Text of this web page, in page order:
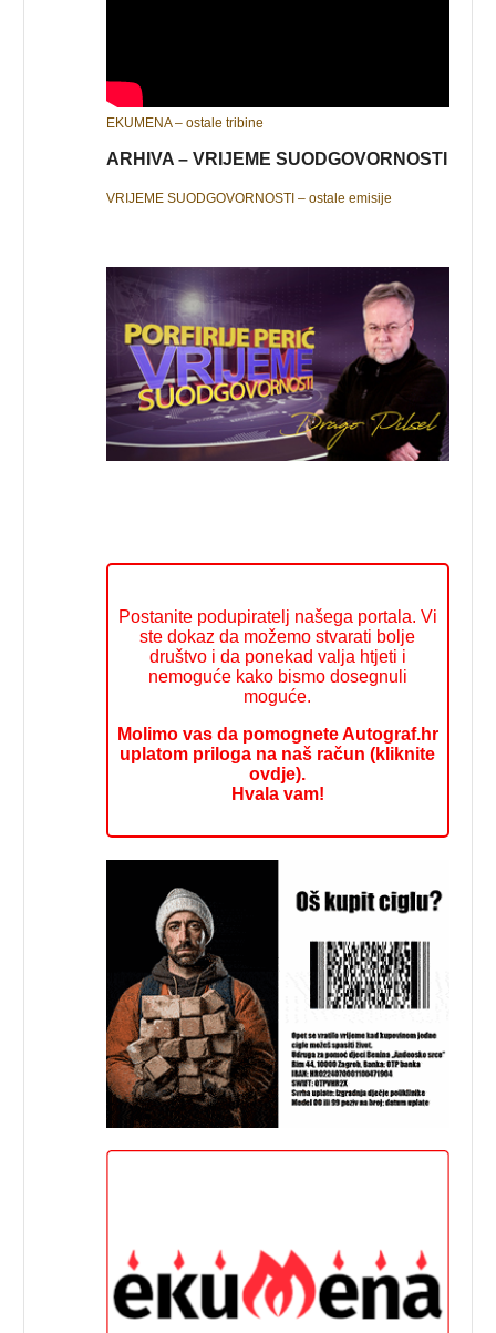
EKUMENA – ostale tribine
ARHIVA – VRIJEME SUODGOVORNOSTI
VRIJEME SUODGOVORNOSTI – ostale emisije
Postanite podupiratelj našega portala. Vi
ste dokaz da možemo stvarati bolje
društvo i da ponekad valja htjeti i
nemoguće kako bismo dosegnuli
moguće.
Molimo vas da pomognete Autograf.hr
uplatom priloga na naš račun (kliknite
ovdje).
Hvala vam!